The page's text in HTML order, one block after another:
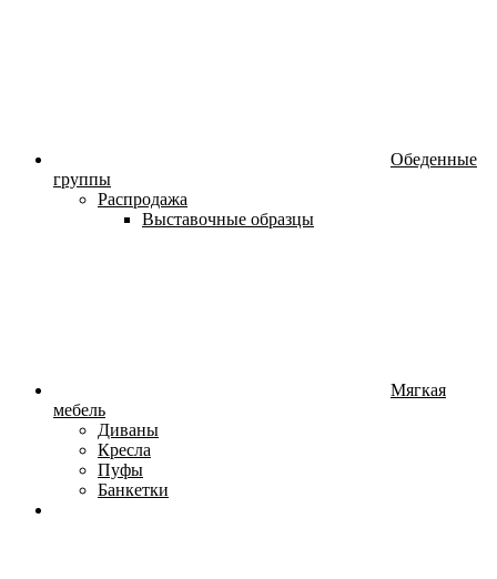
Обеденные
группы
Распродажа
Выставочные образцы
Мягкая
мебель
Диваны
Кресла
Пуфы
Банкетки